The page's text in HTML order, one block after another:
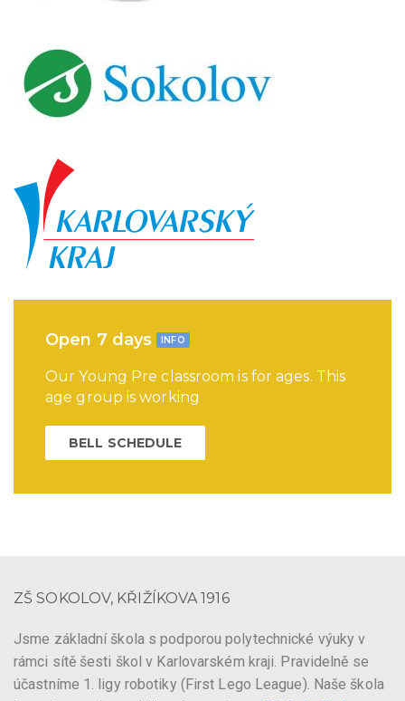
Open 7 days INFO
Our Young Pre classroom is for ages. This
age group is working
BELL SCHEDULE
ZŠ SOKOLOV, KŘIŽÍKOVA 1916
Jsme základní škola s podporou polytechnické výuky v
rámci sítě šesti škol v Karlovarském kraji. Pravidelně se
účastníme 1. ligy robotiky (First Lego League). Naše škola